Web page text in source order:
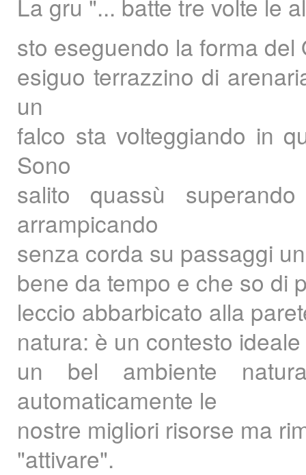
La gru "... batte tre volte le
sto eseguendo la forma
esiguo terrazzino di
un
falco sta volteggiando in
Sono
salito quassù
arrampicando
senza corda su passaggi
bene da tempo e che so di
leccio abbarbicato alla
natura: è un contesto
un bel ambiente
automaticamente le
nostre migliori risorse ma
"attivare".